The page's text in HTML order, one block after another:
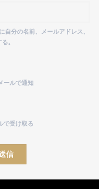
自分の名前、メールアドレス、
。
ールで通知
で受け取る